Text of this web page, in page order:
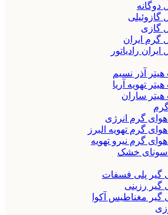
گازی
گرم ایران
رادیاتور
هیتر آذر نسیم
تهویه آریا
هیتر ساران
گرم انرژی
گرم تهویه البرز
گرم نیرو تهویه
سونای خشک
گیر پلی فسفات
رزینی
مغناطیس آکوا